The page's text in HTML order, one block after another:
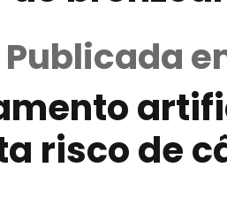
risco de